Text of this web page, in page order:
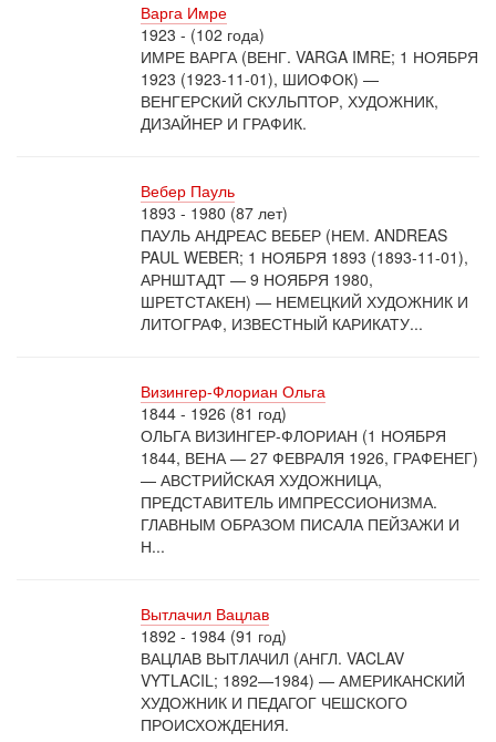
Варга Имре
1923 - (102 года)
ИМРЕ ВАРГА (ВЕНГ. VARGA IMRE; 1 НОЯБРЯ
1923 (1923-11-01), ШИОФОК) —
ВЕНГЕРСКИЙ СКУЛЬПТОР, ХУДОЖНИК,
ДИЗАЙНЕР И ГРАФИК.
Вебер Пауль
1893 - 1980 (87 лет)
ПАУЛЬ АНДРЕАС ВЕБЕР (НЕМ. ANDREAS
PAUL WEBER; 1 НОЯБРЯ 1893 (1893-11-01),
АРНШТАДТ — 9 НОЯБРЯ 1980,
ШРЕТСТАКЕН) — НЕМЕЦКИЙ ХУДОЖНИК И
ЛИТОГРАФ, ИЗВЕСТНЫЙ КАРИКАТУ...
Визингер-Флориан Ольга
1844 - 1926 (81 год)
ОЛЬГА ВИЗИНГЕР-ФЛОРИАН (1 НОЯБРЯ
1844, ВЕНА — 27 ФЕВРАЛЯ 1926, ГРАФЕНЕГ)
— АВСТРИЙСКАЯ ХУДОЖНИЦА,
ПРЕДСТАВИТЕЛЬ ИМПРЕССИОНИЗМА.
ГЛАВНЫМ ОБРАЗОМ ПИСАЛА ПЕЙЗАЖИ И
Н...
Вытлачил Вацлав
1892 - 1984 (91 год)
ВАЦЛАВ ВЫТЛАЧИЛ (АНГЛ. VACLAV
VYTLACIL; 1892—1984) — АМЕРИКАНСКИЙ
ХУДОЖНИК И ПЕДАГОГ ЧЕШСКОГО
ПРОИСХОЖДЕНИЯ.